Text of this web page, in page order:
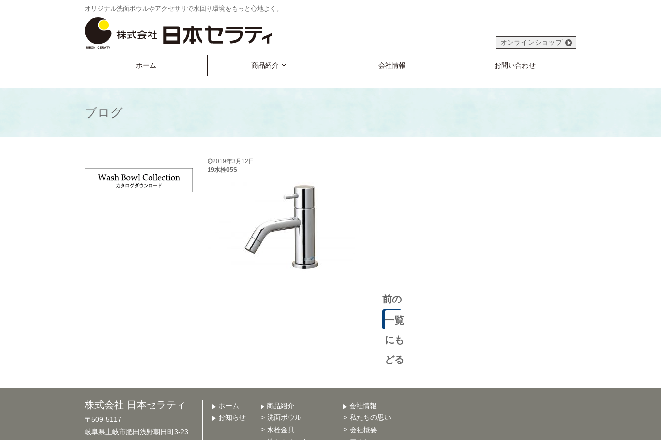
オリジナル洗面ボウルやアクセサリで水回り環境をもっと心地よく。
オンラインショップ
ホーム 商品紹介 会社情報 お問い合わせ
ブログ
2019年3月12日
19水栓05S
前の
記事
一覧
にも
どる
株式会社 日本セラティ
〒509-5117
岐阜県土岐市肥田浅野朝日町3-23
ホーム
お知らせ
商品紹介
洗面ボウル
水栓金具
会社情報
私たちの思い
会社概要